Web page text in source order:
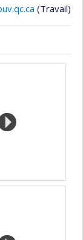
(Travail)